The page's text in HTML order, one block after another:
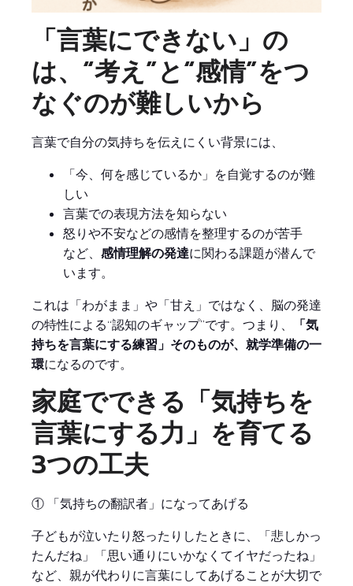
「言葉にできない」の
は、“考え”と“感情”をつ
なぐのが難しいから
言葉で自分の気持ちを伝えにくい背景には、
「今、何を感じているか」を自覚するのが難
しい
言葉での表現方法を知らない
怒りや不安などの感情を整理するのが苦手
など、 感情理解の発達に関わる課題が潜んで
います。
これは「わがまま」や「甘え」ではなく、脳の発達
の特性による“認知のギャップ”です。つまり、
「気
持ちを言葉にする練習」そのものが、就学準備の一
環になるのです。
家庭でできる「気持ちを
言葉にする力」を育てる
3つの工夫
① 「気持ちの翻訳者」になってあげる
子どもが泣いたり怒ったりしたときに、「悲しかっ
たんだね」「思い通りにいかなくてイヤだったね」
など、親が代わりに言葉にしてあげることが大切で